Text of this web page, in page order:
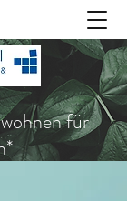
für